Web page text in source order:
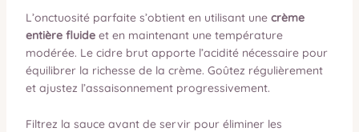
L’onctuosité parfaite s’obtient en utilisant une crème
entière fluideet en maintenant une température
modérée. Le cidre brut apporte l’acidité nécessaire pour
équilibrer la richesse de la crème. Goûtez régulièrement
et ajustez l’assaisonnement progressivement.
Filtrez la sauce avant de servir pour éliminer les